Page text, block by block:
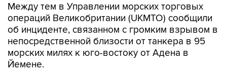
Между тем в Управлении морских торговых
операций Великобритании (UKMTO) сообщили
об инциденте, связанном с громким взрывом в
непосредственной близости от танкера в 95
морских милях к юго-востоку от Адена в
Йемене.